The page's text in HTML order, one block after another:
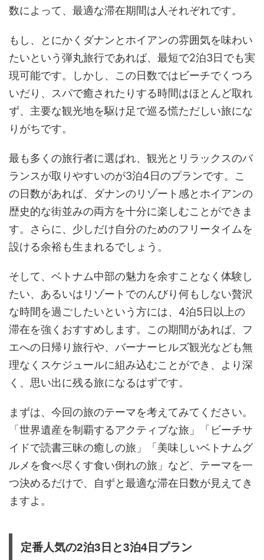
数によって、最適な滞在期間は人それぞれです。
もし、とにかくダナンとホイアンの雰囲気を味わい
たいという弾丸旅行であれば、最短で2泊3日でも実
現可能です。しかし、この日数ではビーチでくつろ
いだり、スパで癒されたりする時間はほとんど取れ
ず、主要な観光地を駆け足で巡る慌ただしい旅にな
りがちです。
最も多くの旅行者に選ばれ、観光とリラックスのバ
ランスが取りやすいのが3泊4日のプランです。こ
の日数があれば、ダナンのリゾート感とホイアンの
歴史的な街並みの両方を十分に楽しむことができま
す。さらに、少しだけ自分のためのフリータイムを
設ける余裕も生まれるでしょう。
そして、ベトナム中部の魅力を余すことなく体験し
たい、あるいはリゾートでのんびり何もしない贅沢
な時間を過ごしたいという方には、4泊5日以上の
滞在を強くおすすめします。この期間があれば、フ
エへの日帰り旅行や、バーナーヒルズ観光なども無
理なくスケジュールに組み込むことができ、より深
く、思い出に残る旅になるはずです。
まずは、今回の旅のテーマを考えてみてください。
「世界遺産を制覇するアクティブな旅」「ビーチサ
イドで読書三昧の癒しの旅」「美味しいベトナムグ
ルメを食べ尽くす食い倒れの旅」など、テーマを一
つ決めるだけで、自ずと最適な滞在日数が見えてき
ますよ。
定番人気の2泊3日と3泊4日プラン